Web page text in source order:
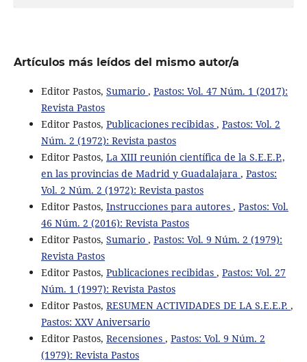
Artículos más leídos del mismo autor/a
Editor Pastos, Sumario , Pastos: Vol. 47 Núm. 1 (2017):
Revista Pastos
Editor Pastos, Publicaciones recibidas , Pastos: Vol. 2
Núm. 2 (1972): Revista pastos
Editor Pastos, La XIII reunión científica de la S.E.E.P.,
en las provincias de Madrid y Guadalajara , Pastos:
Vol. 2 Núm. 2 (1972): Revista pastos
Editor Pastos, Instrucciones para autores , Pastos: Vol.
46 Núm. 2 (2016): Revista Pastos
Editor Pastos, Sumario , Pastos: Vol. 9 Núm. 2 (1979):
Revista Pastos
Editor Pastos, Publicaciones recibidas , Pastos: Vol. 27
Núm. 1 (1997): Revista Pastos
Editor Pastos, RESUMEN ACTIVIDADES DE LA S.E.E.P. ,
Pastos: XXV Aniversario
Editor Pastos, Recensiones , Pastos: Vol. 9 Núm. 2
(1979): Revista Pastos